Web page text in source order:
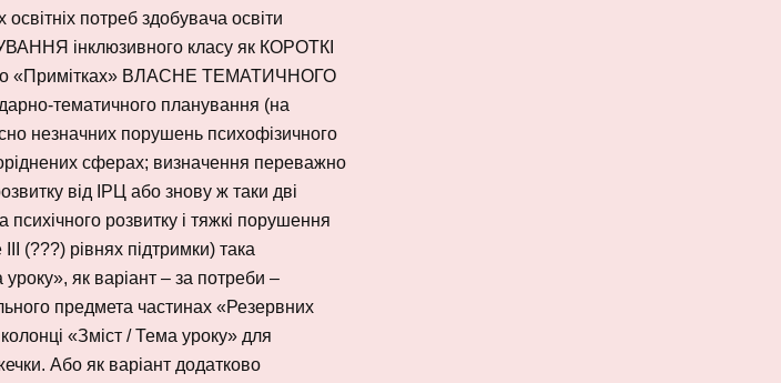
освітніх потреб здобувача освіти
інклюзивного класу як КОРОТКІ
або «Примітках» ВЛАСНЕ ТЕМАТИЧНОГО
тематичного планування (на
незначних порушень психофізичного
сферах; визначення переважно
від ІРЦ або знову ж таки дві
психічного розвитку і тяжкі порушення
(???) рівнях підтримки) така
як варіант – за потреби –
предмета частинах «Резервних
«Зміст / Тема уроку» для
Або як варіант додатково